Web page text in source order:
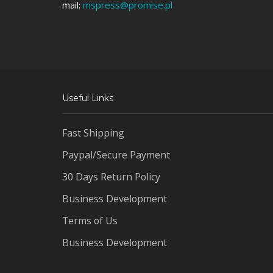
mail: mspress@promise.pl
Useful Links
Fast Shipping
Paypal/Secure Payment
30 Days Return Policy
Business Development
Terms of Us
Business Development